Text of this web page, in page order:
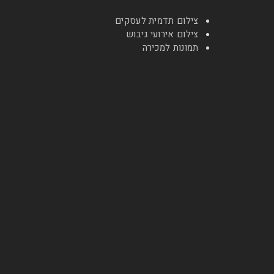
צילום תדמית לעסקים
צילום אירועי גיבוש
תמונות למכירה